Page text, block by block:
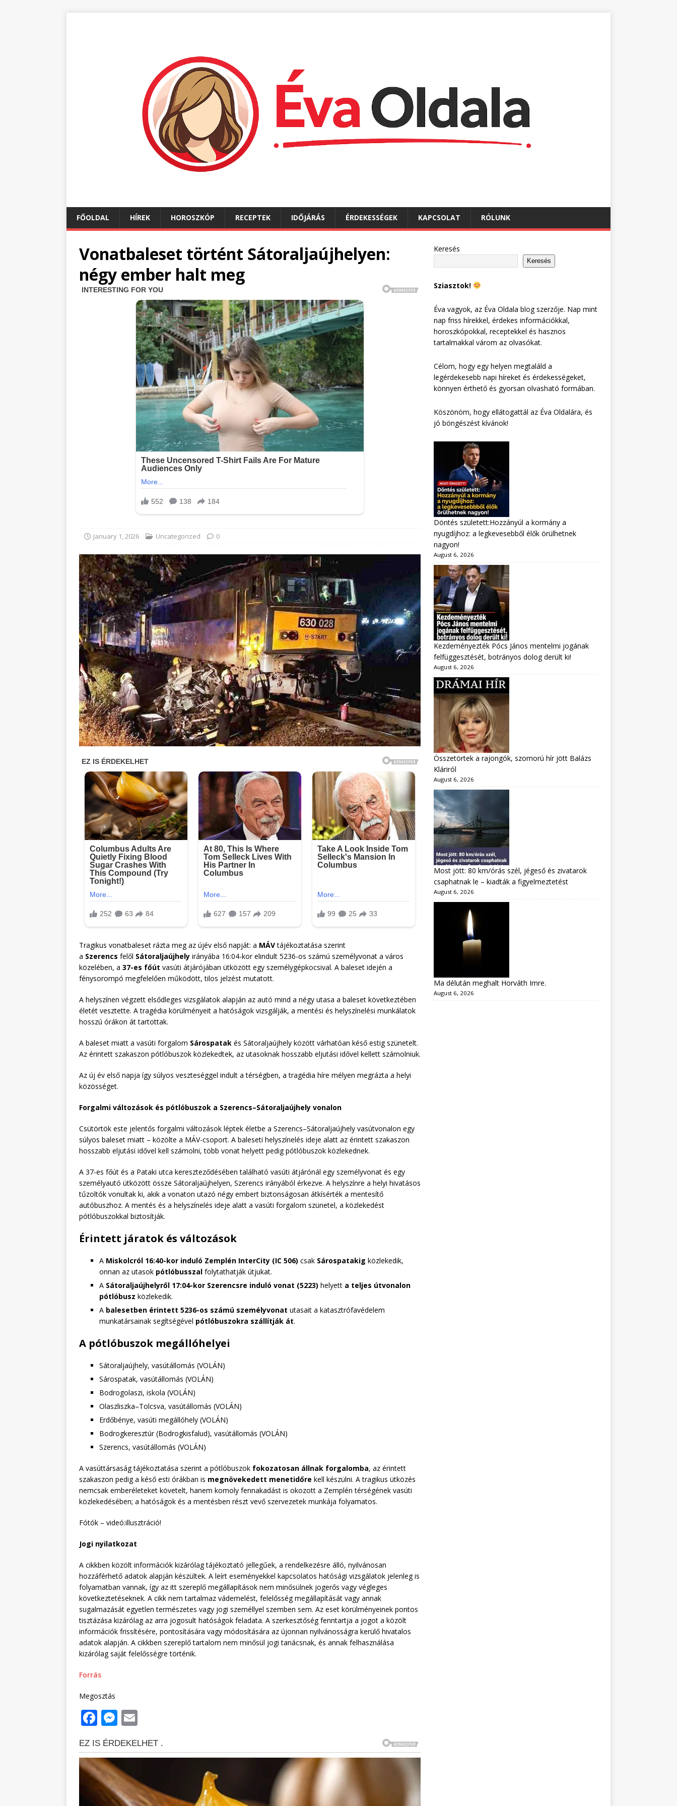
FŐOLDAL HÍREK HOROSZKÓP RECEPTEK IDŐJÁRÁS ÉRDEKESSÉGEK KAPCSOLAT RÓLUNK
Vonatbaleset történt Sátoraljaújhelyen:
négy ember halt meg
January 1, 2026 Uncategorized 0
Tragikus vonatbaleset rázta meg az újév első napját: a MÁVtájékoztatása szerint
a Szerencs felől Sátoraljaújhely irányába 16:04-kor elindult 5236-os számú személyvonat a város
közelében, a 37-es főút vasúti átjárójában ütközött egy személygépkocsival. A baleset idején a
fénysorompó megfelelően működött, tilos jelzést mutatott.
A helyszínen végzett elsődleges vizsgálatok alapján az autó mind a négy utasa a baleset következtében
életét vesztette. A tragédia körülményeit a hatóságok vizsgálják, a mentési és helyszínelési munkálatok
hosszú órákon át tartottak.
A baleset miatt a vasúti forgalom Sárospatak és Sátoraljaújhely között várhatóan késő estig szünetelt.
Az érintett szakaszon pótlóbuszok közlekedtek, az utasoknak hosszabb eljutási idővel kellett számolniuk.
Az új év első napja így súlyos veszteséggel indult a térségben, a tragédia híre mélyen megrázta a helyi
közösséget.
Forgalmi változások és pótlóbuszok a Szerencs–Sátoraljaújhely vonalon
Csütörtök este jelentős forgalmi változások léptek életbe a Szerencs–Sátoraljaújhely vasútvonalon egy
súlyos baleset miatt – közölte a MÁV-csoport. A baleseti helyszínelés ideje alatt az érintett szakaszon
hosszabb eljutási idővel kell számolni, több vonat helyett pedig pótlóbuszok közlekednek.
A 37-es főút és a Pataki utca kereszteződésében található vasúti átjárónál egy személyvonat és egy
személyautó ütközött össze Sátoraljaújhelyen, Szerencs irányából érkezve. A helyszínre a helyi hivatásos
tűzoltók vonultak ki, akik a vonaton utazó négy embert biztonságosan átkísérték a mentesítő
autóbuszhoz. A mentés és a helyszínelés ideje alatt a vasúti forgalom szünetel, a közlekedést
pótlóbuszokkal biztosítják.
Érintett járatok és változások
A Miskolcról 16:40-kor induló Zemplén InterCity (IC 506) csak Sárospatakig közlekedik,
onnan az utasok pótlóbusszal folytathatják útjukat.
A Sátoraljaújhelyről 17:04-kor Szerencsre induló vonat (5223) helyett a teljes útvonalon
pótlóbusz közlekedik.
A balesetben érintett 5236-os számú személyvonat utasait a katasztrófavédelem
munkatársainak segítségével pótlóbuszokra szállítják át.
A pótlóbuszok megállóhelyei
Sátoraljaújhely, vasútállomás (VOLÁN)
Sárospatak, vasútállomás (VOLÁN)
Bodrogolaszi, iskola (VOLÁN)
Olaszliszka–Tolcsva, vasútállomás (VOLÁN)
Erdőbénye, vasúti megállóhely (VOLÁN)
Bodrogkeresztúr (Bodrogkisfalud), vasútállomás (VOLÁN)
Szerencs, vasútállomás (VOLÁN)
A vasúttársaság tájékoztatása szerint a pótlóbuszok fokozatosan állnak forgalomba, az érintett
szakaszon pedig a késő esti órákban is megnövekedett menetidőre kell készülni. A tragikus ütközés
nemcsak emberéleteket követelt, hanem komoly fennakadást is okozott a Zemplén térségének vasúti
közlekedésében; a hatóságok és a mentésben részt vevő szervezetek munkája folyamatos.
Fótók – videó:illusztráció!
Jogi nyilatkozat
A cikkben közölt információk kizárólag tájékoztató jellegűek, a rendelkezésre álló, nyilvánosan
hozzáférhető adatok alapján készültek. A leírt eseményekkel kapcsolatos hatósági vizsgálatok jelenleg is
folyamatban vannak, így az itt szereplő megállapítások nem minősülnek jogerős vagy végleges
következtetéseknek. A cikk nem tartalmaz vádemelést, felelősség megállapítását vagy annak
sugalmazását egyetlen természetes vagy jogi személlyel szemben sem. Az eset körülményeinek pontos
tisztázása kizárólag az arra jogosult hatóságok feladata. A szerkesztőség fenntartja a jogot a közölt
információk frissítésére, pontosítására vagy módosítására az újonnan nyilvánosságra kerülő hivatalos
adatok alapján. A cikkben szereplő tartalom nem minősül jogi tanácsnak, és annak felhasználása
kizárólag saját felelősségre történik.
Forrás
Megosztás
F
a
c
e
b
o
M
ss
e
n
g
ai
Keresés
Keresés
Sziasztok!
Éva vagyok, az Éva Oldala blog szerzője. Nap mint
nap friss hírekkel, érdekes információkkal,
horoszkópokkal, receptekkel és hasznos
tartalmakkal várom az olvasókat.
Célom, hogy egy helyen megtaláld a
legérdekesebb napi híreket és érdekességeket,
könnyen érthető és gyorsan olvasható formában.
Köszönöm, hogy ellátogattál az Éva Oldalára, és
jó böngészést kívánok!
Döntés született:Hozzányúl a kormány a
nyugdíjhoz: a legkevesebből élők örülhetnek
nagyon!
August 6, 2026
Kezdeményezték Pócs János mentelmi jogának
felfüggesztését, botrányos dolog derült ki!
August 6, 2026
Összetörtek a rajongók, szomorú hír jött Balázs
Kláriról
August 6, 2026
Most jött: 80 km/órás szél, jégeső és zivatarok
csaphatnak le – kiadták a figyelmeztetést
August 6, 2026
Ma délután meghalt Horváth Imre.
August 6, 2026